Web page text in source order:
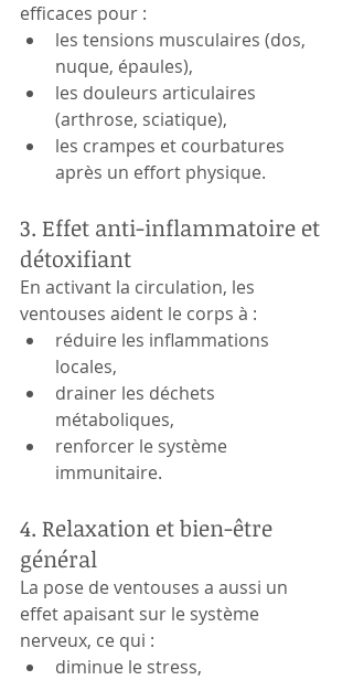
efficaces pour :
les tensions musculaires (dos,
nuque, épaules),
les douleurs articulaires
(arthrose, sciatique),
les crampes et courbatures
après un effort physique.
3. Effet anti-inflammatoire et
détoxifiant
En activant la circulation, les
ventouses aident le corps à :
réduire les inflammations
locales,
drainer les déchets
métaboliques,
renforcer le système
immunitaire.
4. Relaxation et bien-être
général
La pose de ventouses a aussi un
effet apaisant sur le système
nerveux, ce qui :
diminue le stress,